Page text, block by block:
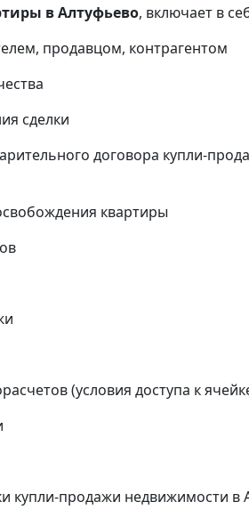
в Алтуфьево, включает в
продавцом, контрагентом
сделки
договора купли-
квартиры
(условия доступа к
купли-продажи недвижимости в